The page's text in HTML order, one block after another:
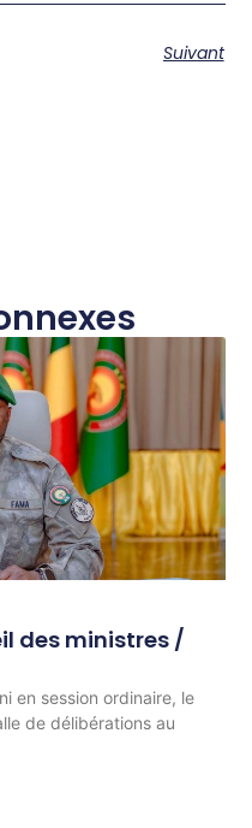
Suivant
des ministres /
en session ordinaire, le
de délibérations au